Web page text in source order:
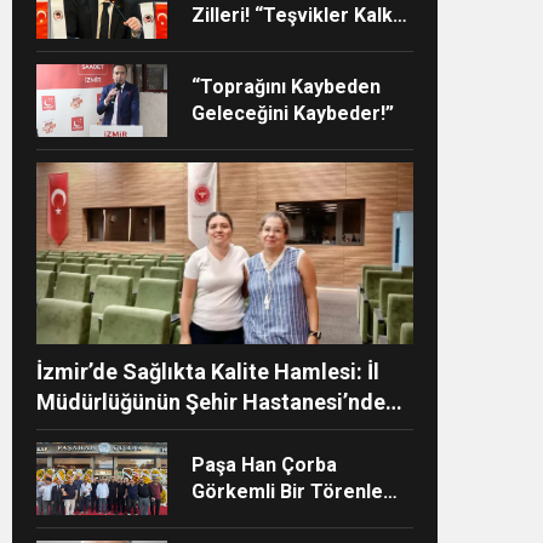
Zilleri! “Teşvikler Kalktı,
“Toprağını Kaybeden
Geleceğini Kaybeder!”
İzmir’de Sağlıkta Kalite Hamlesi: İl
Müdürlüğünün Şehir Hastanesi’nde
TÜSKA adımı
Paşa Han Çorba
Görkemli Bir Törenle